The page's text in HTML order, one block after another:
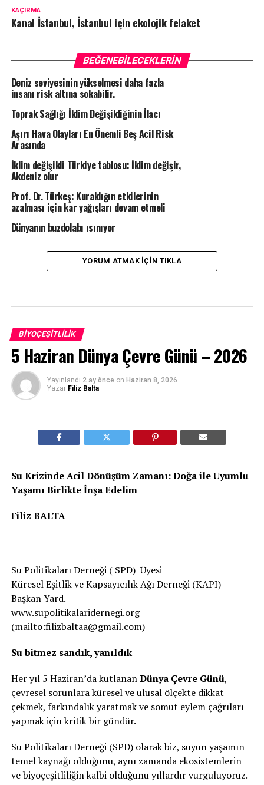
KAÇIRMA
Kanal İstanbul, İstanbul için ekolojik felaket
BEĞENEBILECEKLERIN
Deniz seviyesinin yükselmesi daha fazla
insanı risk altına sokabilir.
Toprak Sağlığı İklim Değişikliğinin İlacı
Aşırı Hava Olayları En Önemli Beş Acil Risk
Arasında
İklim değişikli Türkiye tablosu: İklim değişir,
Akdeniz olur
Prof. Dr. Türkeş: Kuraklığın etkilerinin
azalması için kar yağışları devam etmeli
Dünyanın buzdolabı ısınıyor
YORUM ATMAK IÇIN TIKLA
BIYOÇEŞITLILIK
5 Haziran Dünya Çevre Günü – 2026
Yayınlandı 2 ay önce on Haziran 8, 2026
Yazar Filiz Balta
Su Krizinde Acil Dönüşüm Zamanı: Doğa ile Uyumlu
Yaşamı Birlikte İnşa Edelim
Filiz BALTA
Su Politikaları Derneği ( SPD) Üyesi
Küresel Eşitlik ve Kapsayıcılık Ağı Derneği (KAPI)
Başkan Yard.
www.supolitikalaridernegi.org
(mailto:filizbaltaa@gmail.com)
Su bitmez sandık, yanıldık
Her yıl 5 Haziran’da kutlananDünya Çevre Günü,
çevresel sorunlara küresel ve ulusal ölçekte dikkat
çekmek, farkındalık yaratmak ve somut eylem çağrıları
yapmak için kritik bir gündür.
Su Politikaları Derneği (SPD) olarak biz, suyun yaşamın
temel kaynağı olduğunu, aynı zamanda ekosistemlerin
ve biyoçeşitliliğin kalbi olduğunu yıllardır vurguluyoruz.